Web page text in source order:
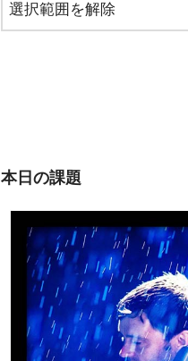
選択範囲を解除
本日の課題